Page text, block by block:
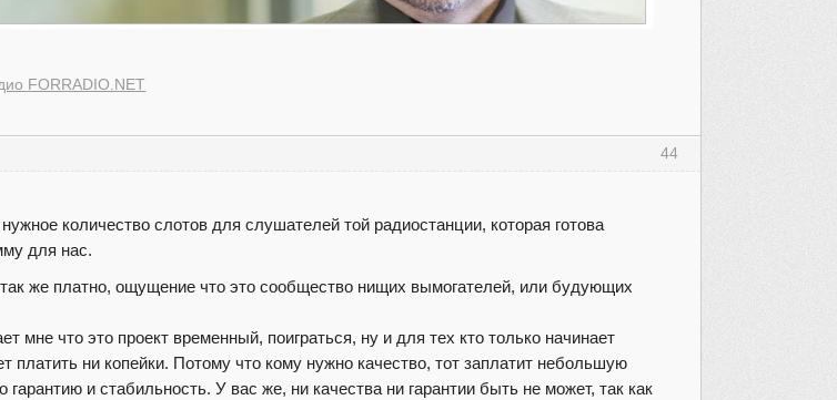
FORRADIO.NET
44
количество слотов для слушателей той радиостанции, которая готова
для нас.
же платно, ощущение что это сообщество нищих вымогателей, или будующих
мне что это проект временный, поиграться, ну и для тех кто только начинает
платить ни копейки. Потому что кому нужно качество, тот заплатит небольшую
гарантию и стабильность. У вас же, ни качества ни гарантии быть не может, так как